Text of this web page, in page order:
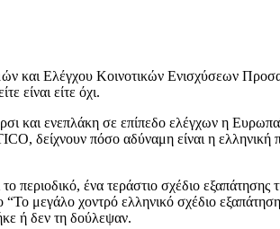
και Ελέγχου Κοινοτικών Ενισχύσεων
είναι είτε όχι.
και ενεπλάκη σε επίπεδο ελέγχων η
δείχνουν πόσο αδύναμη είναι η ελληνική
ένα τεράστιο σχέδιο εξαπάτησης
“Το μεγάλο χοντρό ελληνικό σχέδιο
ή δεν τη δούλεψαν.